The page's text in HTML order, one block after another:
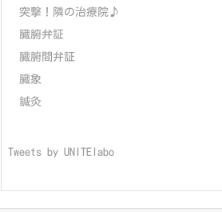
突撃！隣の治療院♪
臓腑弁証
臓腑間弁証
臓象
鍼灸
Tweets by UNITElabo